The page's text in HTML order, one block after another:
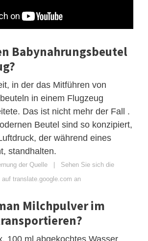
Babynahrungsbeutel
in der das Mitführen von
in einem Flugzeug
Das ist nicht mehr der Fall .
Beutel sind so konzipiert,
der während eines
standhalten.
der Quelle | Sehen Sie sich die
translate.google.com an
Milchpulver im
100 ml abgekochtes Wasser